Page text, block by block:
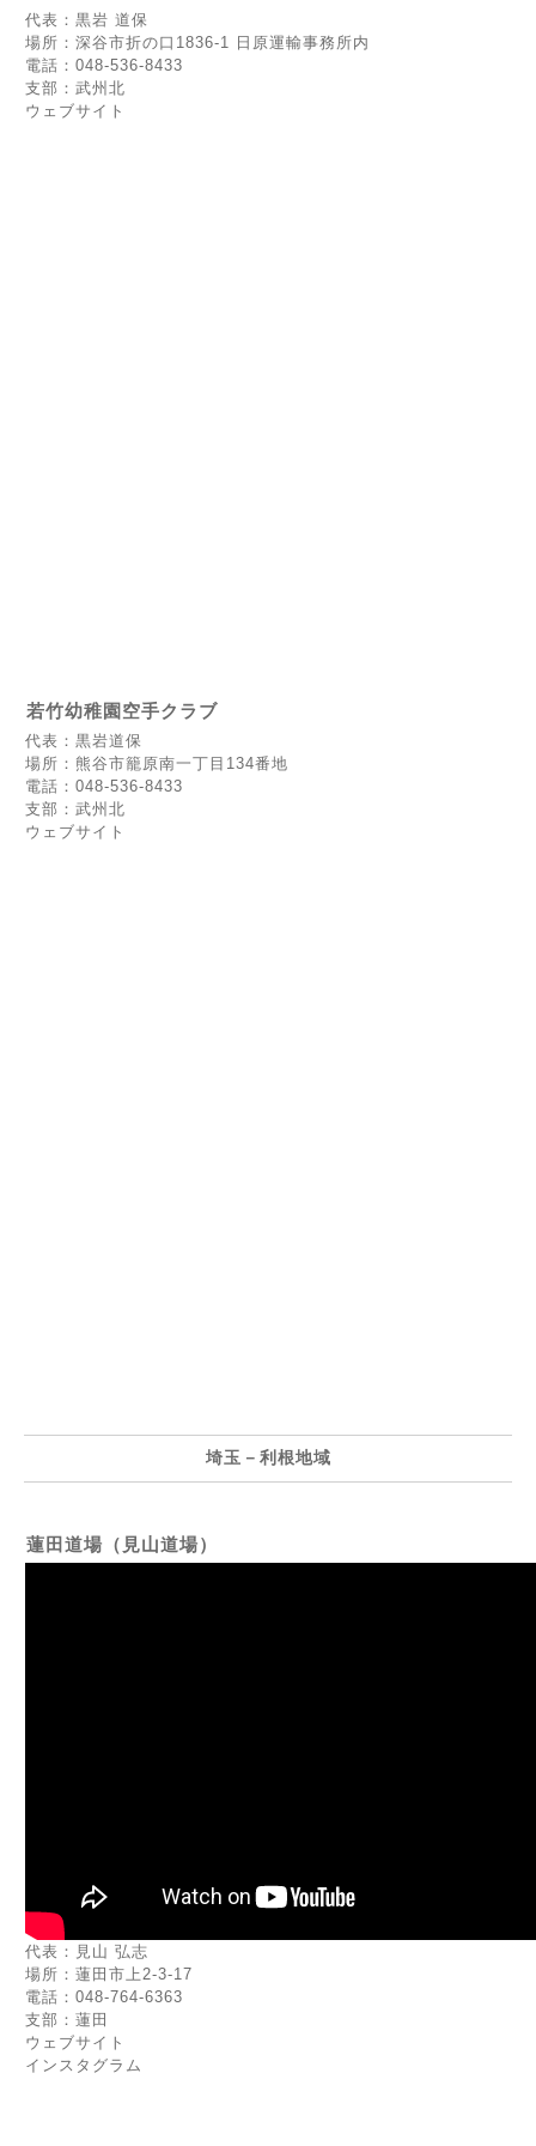
代表：黒岩 道保
場所：深谷市折の口1836-1 日原運輸事務所内
電話：048-536-8433
支部：武州北
ウェブサイト
若竹幼稚園空手クラブ
代表：黒岩道保
場所：熊谷市籠原南一丁目134番地
電話：048-536-8433
支部：武州北
ウェブサイト
埼玉－利根地域
蓮田道場（見山道場）
代表：見山 弘志
場所：蓮田市上2-3-17
電話：048-764-6363
支部：蓮田
ウェブサイト
インスタグラム